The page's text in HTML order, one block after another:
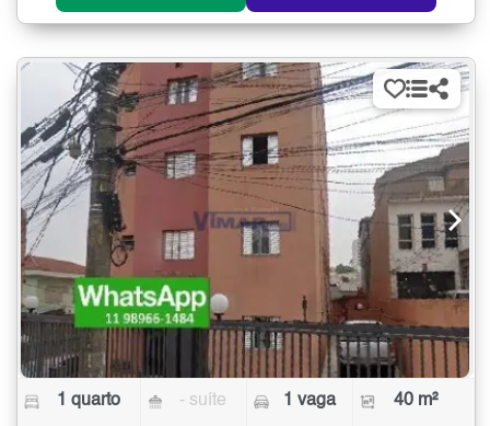
1 quarto - suíte 1 vaga 40 m²